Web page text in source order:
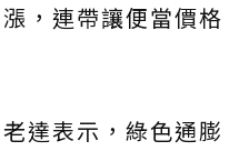
，連帶讓便當價格
達表示，綠色通膨